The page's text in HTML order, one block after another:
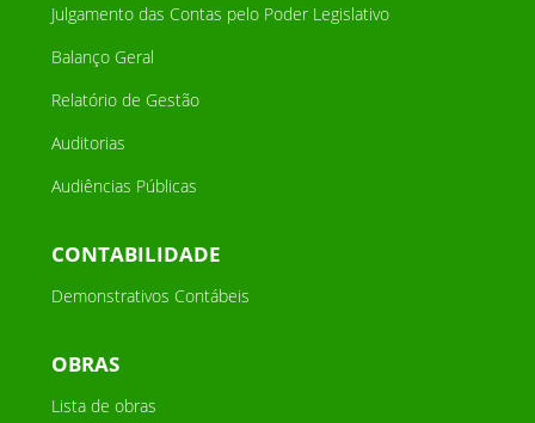
Julgamento das Contas pelo Poder Legislativo
Balanço Geral
Relatório de Gestão
Auditorias
Audiências Públicas
CONTABILIDADE
Demonstrativos Contábeis
OBRAS
Lista de obras